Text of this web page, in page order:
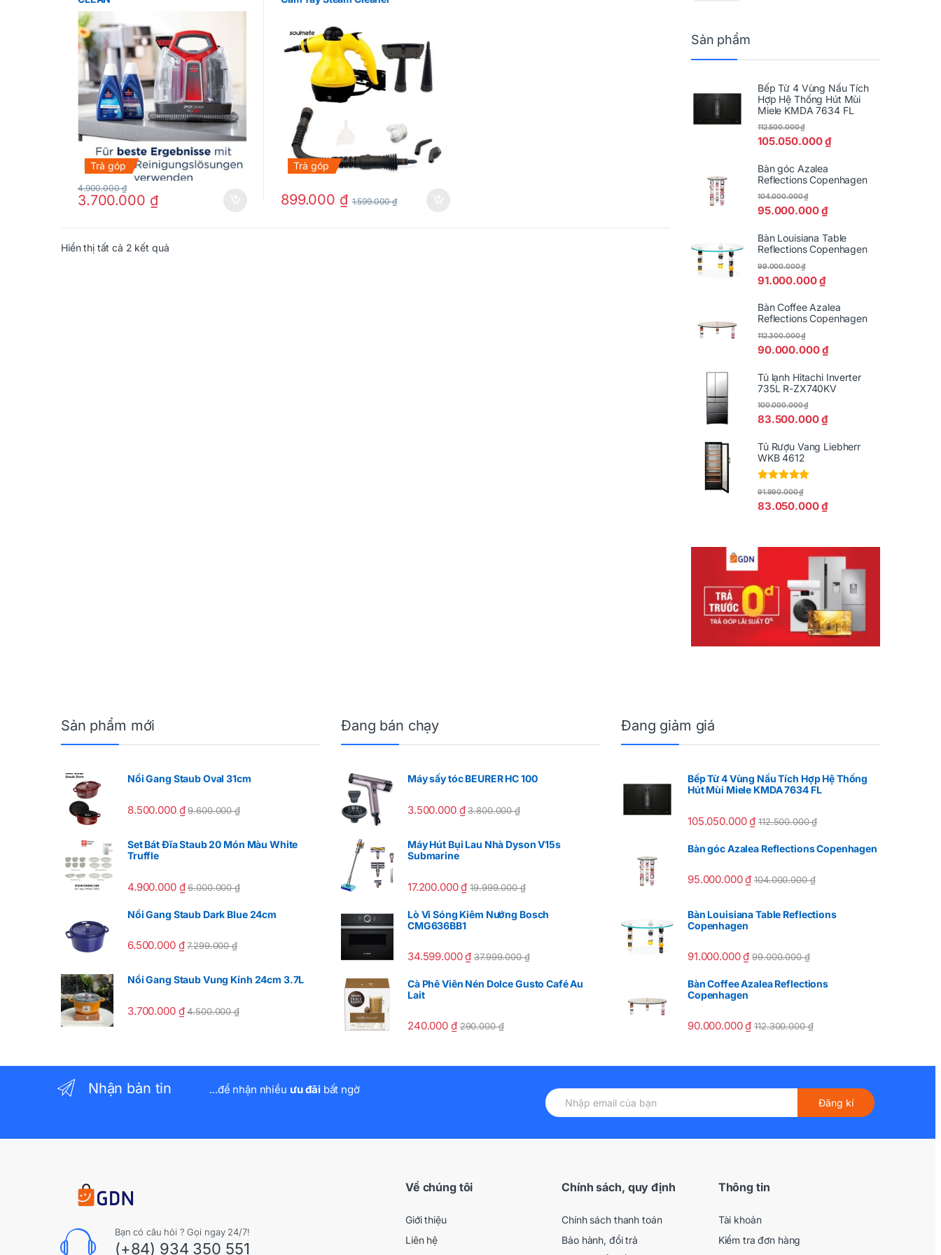
Trả góp
3.700.000 ₫
4.900.000₫
Trả góp
899.000 ₫ 1.599.000₫
Hiển thị tất cả 2 kết quả
Sản phẩm
Bếp Từ 4 Vùng Nấu Tích
Hợp Hệ Thống Hút Mùi
Miele KMDA 7634 FL
105.050.000₫
112.500.000₫
Bàn góc Azalea
Reflections Copenhagen
95.000.000₫
104.000.000₫
Bàn Louisiana Table
Reflections Copenhagen
91.000.000₫
99.000.000₫
Bàn Coffee Azalea
Reflections Copenhagen
90.000.000₫
112.300.000₫
Tủ lạnh Hitachi Inverter
735L R-ZX740KV
83.500.000₫
100.000.000₫
Tủ Rượu Vang Liebherr
WKB 4612
Được xếp
5
sao
83.050.000₫
91.990.000₫
Sản phẩm mới
Nồi Gang Staub Oval 31cm
8.500.000 ₫ 9.600.000₫
Set Bát Đĩa Staub 20 Món Màu White
Truffle
4.900.000 ₫ 6.000.000₫
Nồi Gang Staub Dark Blue 24cm
6.500.000 ₫ 7.299.000₫
Nồi Gang Staub Vung Kính 24cm 3.7L
3.700.000 ₫ 4.500.000₫
Đang bán chạy
Máy sấy tóc BEURER HC 100
3.500.000 ₫ 3.800.000₫
Máy Hút Bụi Lau Nhà Dyson V15s
Submarine
17.200.000₫ 19.999.000₫
Lò Vi Sóng Kiêm Nướng Bosch
CMG636BB1
34.599.000₫ 37.999.000₫
Cà Phê Viên Nén Dolce Gusto Café Au
Lait
240.000 ₫ 290.000₫
Đang giảm giá
Bếp Từ 4 Vùng Nấu Tích Hợp Hệ Thống
Hút Mùi Miele KMDA 7634 FL
105.050.000₫ 112.500.000₫
Bàn góc Azalea Reflections Copenhagen
95.000.000₫ 104.000.000₫
Bàn Louisiana Table Reflections
Copenhagen
91.000.000₫ 99.000.000₫
Bàn Coffee Azalea Reflections
Copenhagen
90.000.000₫ 112.300.000₫
Nhận bản tin ...để nhận nhiều ưu đãibất ngờ
Đăng kí
Bạn có câu hỏi ? Gọi ngay 24/7!
(+84) 934 350 551
Về chúng tôi
Giới thiệu
Liên hệ
Chính sách, quy định
Chính sách thanh toán
Bảo hành, đổi trả
Thông tin
Tài khoản
Kiểm tra đơn hàng